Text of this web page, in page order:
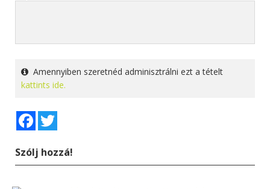
Amennyiben szeretnéd adminisztrálni ezt a tételt
kattints ide.
Facebook
Szólj hozzá!